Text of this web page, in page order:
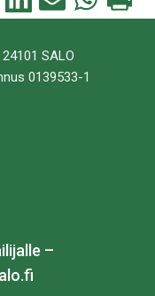
tämä tämä tämä tämä
SALO
0139533-1
–